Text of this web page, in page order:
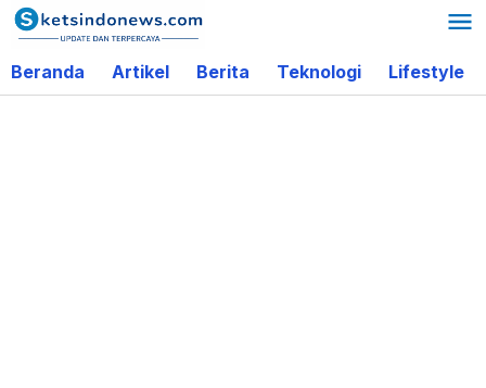
Lewati
ke
konten
Beranda Artikel Berita Teknologi Lifestyle